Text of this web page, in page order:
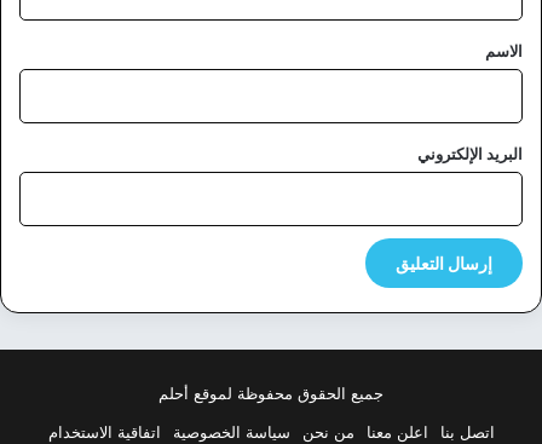
*
الاسم
البريد الإلكتروني
جميع الحقوق محفوظة لموقع أحلم
اتصل بنا
اعلن معنا من نحن سياسة الخصوصية اتفاقية الاستخدام